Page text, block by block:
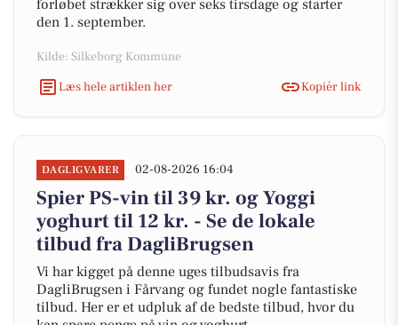
forløbet strækker sig over seks tirsdage og starter
den 1. september.
Kilde: Silkeborg Kommune
Læs hele artiklen her
Kopiér link
DAGLIGVARER 02-08-2026 16:04
Spier PS-vin til 39 kr. og Yoggi
yoghurt til 12 kr. - Se de lokale
tilbud fra DagliBrugsen
Vi har kigget på denne uges tilbudsavis fra
DagliBrugsen i Fårvang og fundet nogle fantastiske
tilbud. Her er et udpluk af de bedste tilbud, hvor du